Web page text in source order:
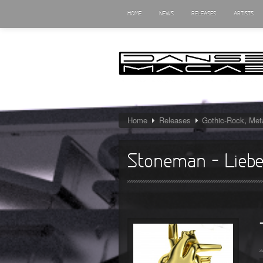
HOME NEWS RELEASES ARTISTS
Home Releases Gothic-Rock,
Stoneman –